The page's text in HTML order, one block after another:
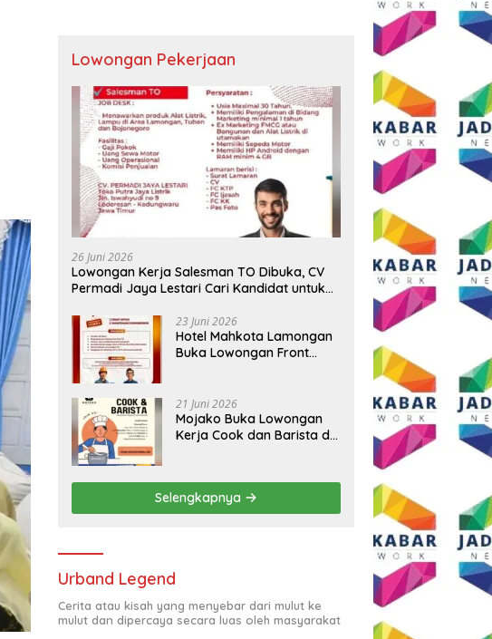
Lowongan Pekerjaan
26 Juni 2026
Lowongan Kerja Salesman TO Dibuka, CV
Permadi Jaya Lestari Cari Kandidat untuk
23 Juni 2026
Hotel Mahkota Lamongan
Buka Lowongan Front
Syaratnya
21 Juni 2026
Mojako Buka Lowongan
Kerja Cook dan Barista di
Selengkapnya
Urband Legend
Cerita atau kisah yang menyebar dari mulut ke
mulut dan dipercaya secara luas oleh masyarakat